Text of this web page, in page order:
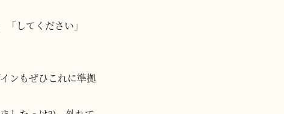
してください」
ンもぜひこれに準拠